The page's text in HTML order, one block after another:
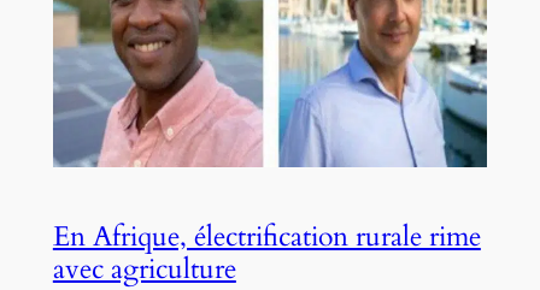
En Afrique, électrification rurale rime
avec agriculture